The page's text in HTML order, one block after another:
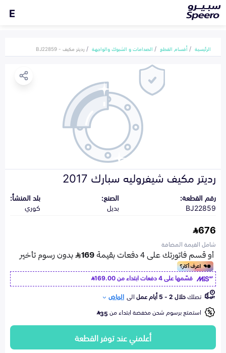
E
الرئيسية أقسام القطع الصدامات و الشبوك والواجهة رديتر مكيف - BJ22859
رديتر مكيف شيفروليه سبارك 2017
رقم القطعة:
BJ22859
الصنع:
بديل
بلد المنشأ:
كوري
676
شامل القيمة المضافة
قسّمها على 4 دفعات ابتداء من
169.00
تصلكخلال 2 - 5 أيام عمل الى الرياض
استمتع برسوم شحن مخفضة ابتداء من35
أعلمني عند توفر القطعة